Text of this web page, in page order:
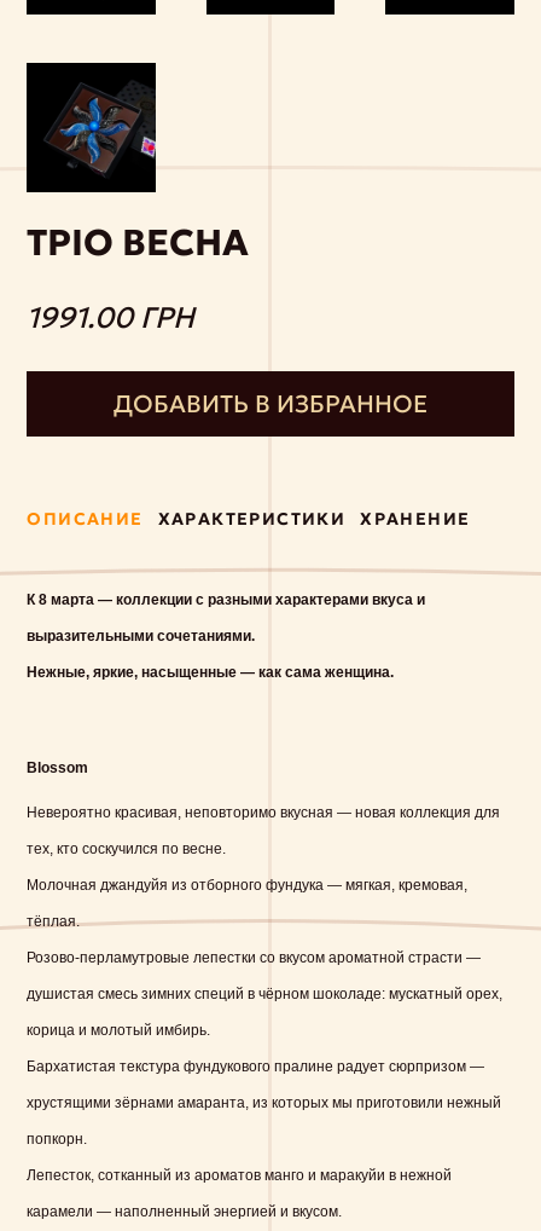
ТРІО ВЕСНА
1991.00 ГРН
ДОБАВИТЬ В ИЗБРАННОЕ
ОПИСАНИЕ ХАРАКТЕРИСТИКИ ХРАНЕНИЕ
К 8 марта — коллекции с разными характерами вкуса и
выразительными сочетаниями.
Нежные, яркие, насыщенные — как сама женщина.
Blossom
Невероятно красивая, неповторимо вкусная — новая коллекция для
тех, кто соскучился по весне.
Молочная джандуйя из отборного фундука — мягкая, кремовая,
тёплая.
Розово-перламутровые лепестки со вкусом ароматной страсти —
душистая смесь зимних специй в чёрном шоколаде: мускатный орех,
корица и молотый имбирь.
Бархатистая текстура фундукового пралине радует сюрпризом —
хрустящими зёрнами амаранта, из которых мы приготовили нежный
попкорн.
Лепесток, сотканный из ароматов манго и маракуйи в нежной
карамели — наполненный энергией и вкусом.